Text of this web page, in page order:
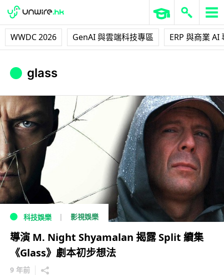
WWDC 2026 GenAI 與雲端科技專區 ERP 與商業 AI
glass
科技娛樂 影視娛樂
導演 M. Night Shyamalan 揭露 Split 續集
《Glass》劇本初步想法
9 年前